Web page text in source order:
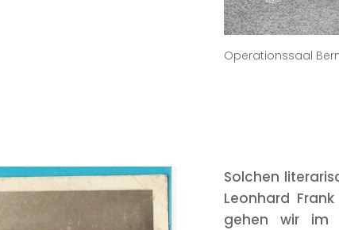
Operationssaal
Solchen
Leonhard
gehen wir im